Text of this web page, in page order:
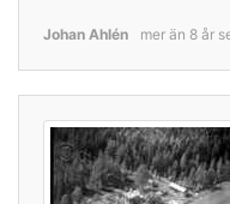
Johan Ahlén mer än 8 år